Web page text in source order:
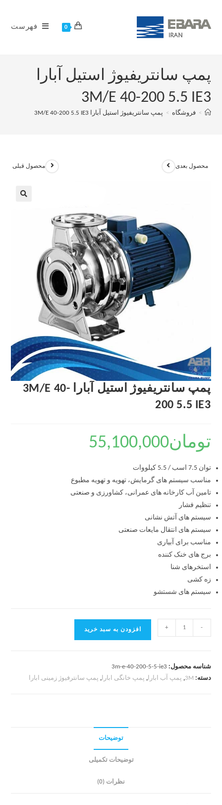
0 فهرست
پمپ سانتریفیوژ استیل آبارا
3M/E 40-200 5.5 IE3
> فروشگاه > پمپ سانتریفیوژ استیل آبارا 3M/E 40-200 5.5 IE3
محصول قبلی محصول بعدی
پمپ سانتریفیوژ استیل آبارا 3M/E 40-
200 5.5 IE3
تومان55,100,000
توان 7.5 اسب / 5.5 کیلووات
مناسب سیستم های گرمایش، تهویه و تهویه مطبوع
تامین آب کارخانه های عمرانی، کشاورزی و صنعتی
تنظیم فشار
سیستم های آتش نشانی
سیستم های انتقال مایعات صنعتی
مناسب برای آبیاری
برج های خنک کننده
استخرهای شنا
زه کشی
سیستم های شستشو
-
+ افزودن به سبد خرید
شناسه محصول: 3m-e-40-200-5-5-ie3
دسته: 3M
, پمپ آب ابارا, پمپ خانگی ابارا, پمپ سانترفیوژ زمینی ابارا
توضیحات
توضیحات تکمیلی
نظرات (0)